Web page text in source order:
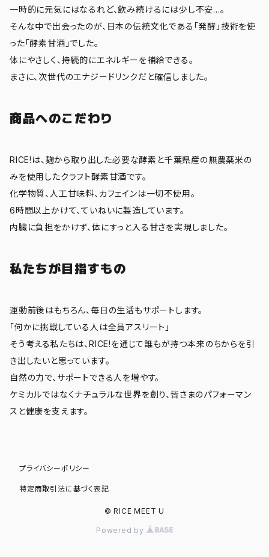
一時的に元気にはなるれど、飲み続けるには少し不安…。
そんな中で出会ったのが、日本の伝統文化である「発酵」技術を使
った「酵素甘酒」でした。
体にやさしく、持続的にエネルギーを補給できる。
まさに、次世代のエナジードリンクだと確信しました。
商品へのこだわり
RICE!は、麹から取り出した必要な酵素と千葉県産の無農薬米の
みを使用したクラフト酵素甘酒です。
化学物質、人工甘味料、カフェインは一切不使用。
6時間以上かけて、ていねいに製造しています。
内臓に負担をかけず、体にすっと入る甘さを実現しました。
私たちが目指すもの
運動前後はもちろん、毎日の生活もサポートします。
「何かに挑戦している人は全員アスリート」
そう考える私たちは、RICE!を通じて誰もが持つ本来のちからを引
き出したいと思っています。
自然の力で、サポートできる人を増やす。
ケミカルではなくナチュラルな世界を創り、皆さまのパフォーマン
スと健康を支えます。
プライバシーポリシー
特定商取引法に基づく表記
© RICE MEET U
Powered by